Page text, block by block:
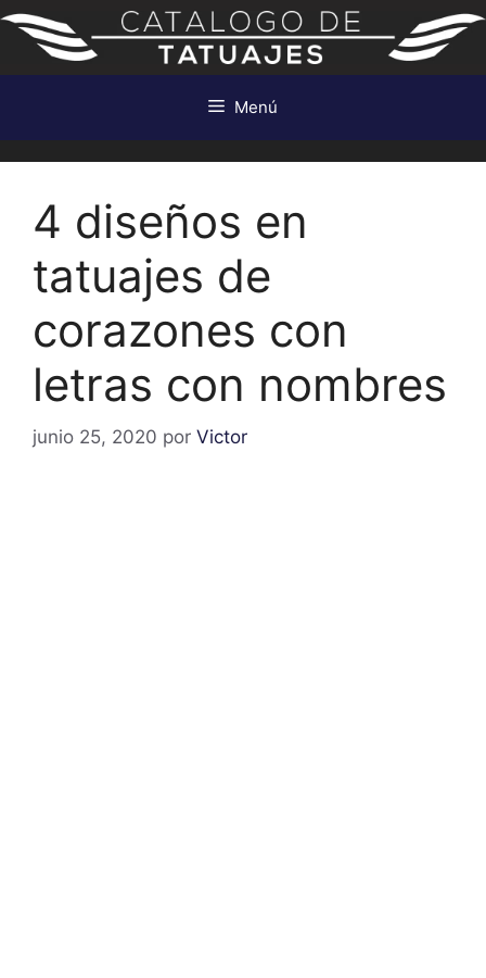
Saltar
contenido
Menú
4 diseños en
tatuajes de
corazones con
letras con nombres
junio 25, 2020 por Victor